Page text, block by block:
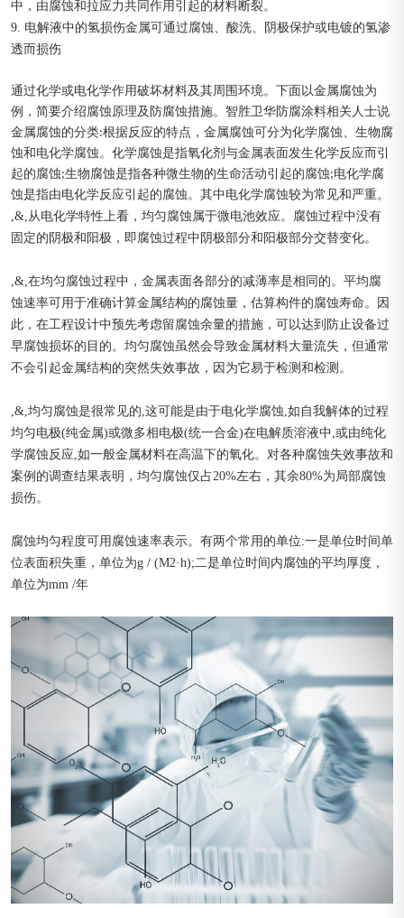
中，由腐蚀和拉应力共同作用引起的材料断裂。
9. 电解液中的氢损伤金属可通过腐蚀、酸洗、阴极保护或电镀的氢渗
透而损伤
通过化学或电化学作用破坏材料及其周围环境。下面以金属腐蚀为
例，简要介绍腐蚀原理及防腐蚀措施。智胜卫华防腐涂料相关人士说
金属腐蚀的分类:根据反应的特点，金属腐蚀可分为化学腐蚀、生物腐
蚀和电化学腐蚀。化学腐蚀是指氧化剂与金属表面发生化学反应而引
起的腐蚀;生物腐蚀是指各种微生物的生命活动引起的腐蚀;电化学腐
蚀是指由电化学反应引起的腐蚀。其中电化学腐蚀较为常见和严重。
,&,从电化学特性上看，均匀腐蚀属于微电池效应。腐蚀过程中没有
固定的阴极和阳极，即腐蚀过程中阴极部分和阳极部分交替变化。
,&,在均匀腐蚀过程中，金属表面各部分的减薄率是相同的。平均腐
蚀速率可用于准确计算金属结构的腐蚀量，估算构件的腐蚀寿命。因
此，在工程设计中预先考虑留腐蚀余量的措施，可以达到防止设备过
早腐蚀损坏的目的。均匀腐蚀虽然会导致金属材料大量流失，但通常
不会引起金属结构的突然失效事故，因为它易于检测和检测。
,&,均匀腐蚀是很常见的,这可能是由于电化学腐蚀,如自我解体的过程
均匀电极(纯金属)或微多相电极(统一合金)在电解质溶液中,或由纯化
学腐蚀反应,如一般金属材料在高温下的氧化。对各种腐蚀失效事故和
案例的调查结果表明，均匀腐蚀仅占20%左右，其余80%为局部腐蚀
损伤。
腐蚀均匀程度可用腐蚀速率表示。有两个常用的单位:一是单位时间单
位表面积失重，单位为g / (M2·h);二是单位时间内腐蚀的平均厚度，
单位为mm /年